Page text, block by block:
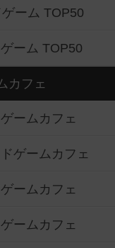
ーム TOP50
ーム TOP50
カフェ
ームカフェ
ゲームカフェ
ームカフェ
ームカフェ